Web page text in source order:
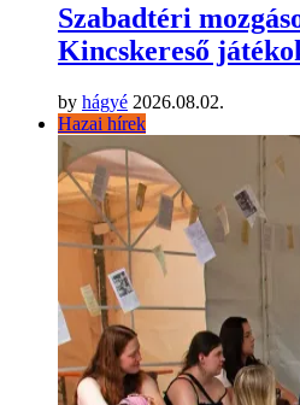
Szabadtéri
Kincskereső
by hágyé 2026.08.02.
Hazai hírek